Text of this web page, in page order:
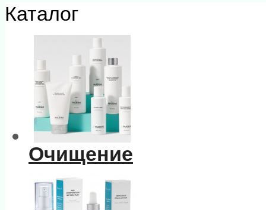
Каталог
Очищение